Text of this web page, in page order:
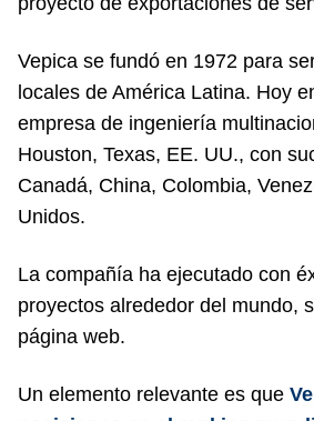
Vepica se fundó en 1972 para
locales de América Latina. Hoy
empresa de ingeniería
Houston, Texas, EE. UU., con
Canadá, China, Colombia,
Unidos.
La compañía ha ejecutado con
proyectos alrededor del mundo,
página web.
Un elemento relevante es que